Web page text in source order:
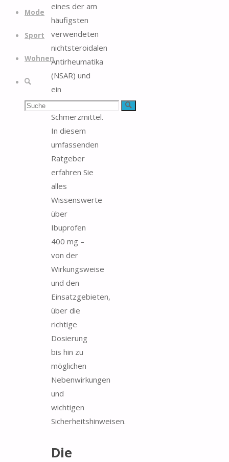
Mode
Sport
Wohnen
Suche
Suchen Suche
eines der am
häufigsten
verwendeten
nichtsteroidalen
Antirheumatika
(NSAR) und
ein
bewährtes
Schmerzmittel.
In diesem
umfassenden
Ratgeber
erfahren Sie
alles
Wissenswerte
über
Ibuprofen
400 mg –
von der
Wirkungsweise
und den
Einsatzgebieten,
über die
richtige
Dosierung
bis hin zu
möglichen
Nebenwirkungen
und
wichtigen
Sicherheitshinweisen.
Die